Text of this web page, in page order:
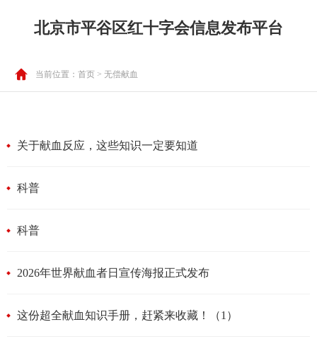
北京市平谷区红十字会信息发布平台
当前位置： 首页 > 无偿献血
关于献血反应，这些知识一定要知道
科普
科普
2026年世界献血者日宣传海报正式发布
这份超全献血知识手册，赶紧来收藏！（1）